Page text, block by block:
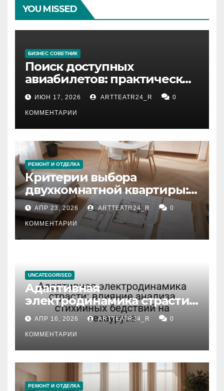
YOU MISSED
БИЗНЕС СОВЕТНИК
Поиск доступных
авиабилетов: практические
рекомендации
ИЮН 17, 2026 ARTTEATR24_R 0
КОММЕНТАРИИ
РЕМОНТ И ОТДЕЛКА
Критерии выбора
двухкомнатной квартиры:
планировка, площадь,
состояние и документация
АПР 23, 2026 ARTTEATR24_R 0
КОММЕНТАРИИ
UNCATEGORISED
Адаптивная
электродинамика страсти:
влияние анализа
стихийных бедствий на
тезауруса
АПР 16, 2026 ARTTEATR24_R 0
КОММЕНТАРИИ
РЕМОНТ И ОТДЕЛКА